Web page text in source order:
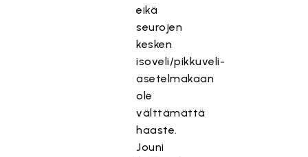
eikä
seurojen
kesken
isoveli/pikkuveli-
asetelmakaan
ole
välttämättä
haaste.
Jouni